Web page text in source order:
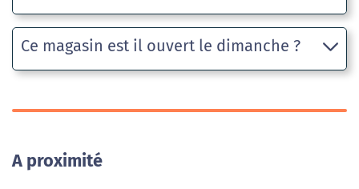
Ce magasin est il ouvert le dimanche ?
A proximité